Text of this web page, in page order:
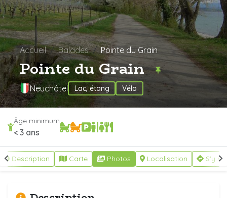
Accueil Balades Pointe du Grain
Pointe du Grain
Neuchâtel Lac, étang Vélo
Âge minimum
< 3 ans
Description Carte Photos Localisation S'y